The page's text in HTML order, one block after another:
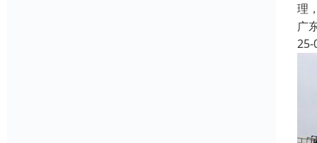
理
广
25-